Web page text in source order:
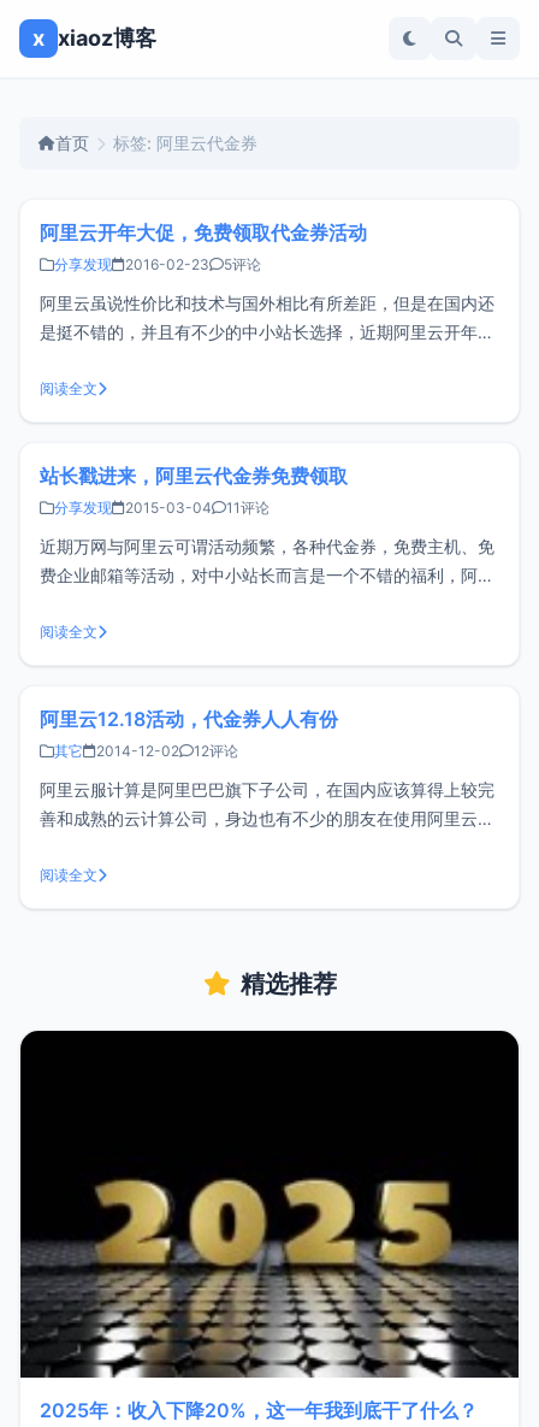
x xiaoz博客
首页 标签: 阿里云代金券
阿里云开年大促，免费领取代金券活动
分享发现 2016-02-23 5评论
阿里云虽说性价比和技术与国外相比有所差距，但是在国内还
是挺不错的，并且有不少的中小站长选择，近期阿里云开年大
适用人群： 阿里云注册用户 活动时间： 2016年2月22
日-2016年3月31日 参与方式： 1、测算新年关键词 2
阅读全文
站长戳进来，阿里云代金券免费领取
分享发现 2015-03-04 11评论
近期万网与阿里云可谓活动频繁，各种代金券，免费主机、免
费企业邮箱等活动，对中小站长而言是一个不错的福利，阿里
活动时间 ： 2015年3月3日-2015年3月15日 实名认证用户，
填写行业信息后即可领取限领一张开年红包，金额随机，每个
阅读全文
阿里云12.18活动，代金券人人有份
其它 2014-12-02 12评论
阿里云服计算是阿里巴巴旗下子公司，在国内应该算得上较完
善和成熟的云计算公司，身边也有不少的朋友在使用阿里云服
12.18活动实名认证后可领取代金券。阿里云12181218实名认
证领代金券活动细则活动时间：2014.12.1 - 2014.12.17
阅读全文
精选推荐
2025年：收入下降20%，这一年我到底干了什么？